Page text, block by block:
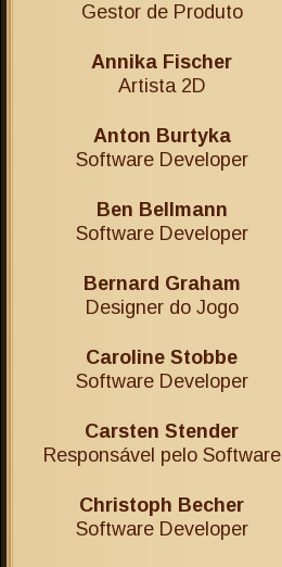
Gestor de Produto
Annika Fischer
Artista 2D
Anton Burtyka
Software Developer
Ben Bellmann
Software Developer
Bernard Graham
Designer do Jogo
Caroline Stobbe
Software Developer
Carsten Stender
Responsável pelo Software
Christoph Becher
Software Developer